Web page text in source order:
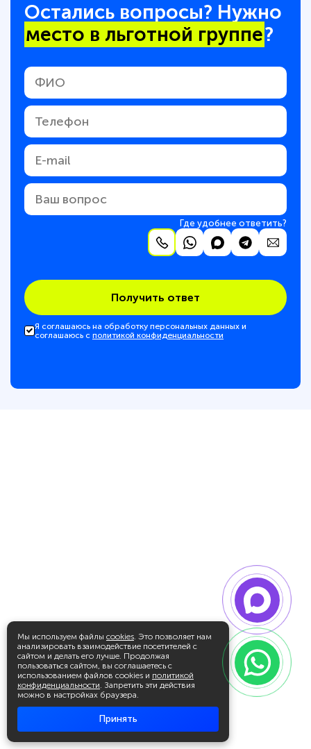
Мы используем файлы cookies. Это позволяет нам
анализировать взаимодействие посетителей с
сайтом и делать его лучше. Продолжая
пользоваться сайтом, вы соглашаетесь с
использованием файлов cookies и политикой
конфиденциальности. Запретить эти действия
можно в настройках браузера.
Принять
Остались вопросы? Нужно
место в льготной группе?
Где удобнее ответить?
Получить ответ
Я соглашаюсь на обработку персональных данных и
соглашаюсь с политикой конфиденциальности